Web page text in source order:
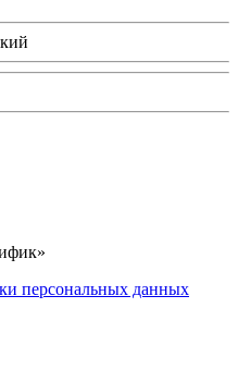
персональных данных